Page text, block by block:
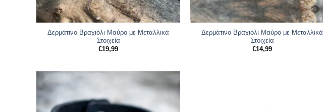
Δερμάτινο Βραχιόλι Μαύρο με Μεταλλικά
Στοιχεία
€19,99
Δερμάτινο Βραχιόλι Μαύρο με Μεταλλικά
Στοιχεία
€14,99